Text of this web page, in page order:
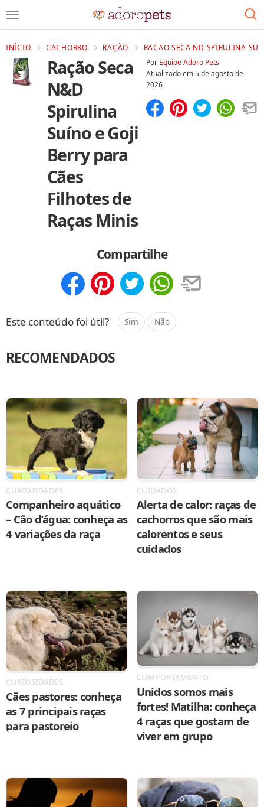
INÍCIO CACHORRO RAÇÃO RACAO SECA ND SPIRULINA
Ração Seca
N&D
Spirulina
Suíno e Goji
Berry para
Cães
Filhotes de
Raças Minis
Por Equipe Adoro Pets
Atualizado em5 de agosto de
2026
Compartilhe
Este conteúdo foi útil? Sim Não
RECOMENDADOS
CURIOSIDADES
Companheiro aquático
– Cão d’água: conheça as
4 variações da raça
CUIDADOS
Alerta de calor: raças de
cachorros que são mais
calorentos e seus
cuidados
CURIOSIDADES
Cães pastores: conheça
as 7 principais raças
para pastoreio
COMPORTAMENTO
Unidos somos mais
fortes! Matilha: conheça
4 raças que gostam de
viver em grupo